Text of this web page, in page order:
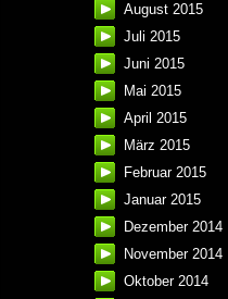
August 2015
Juli 2015
Juni 2015
Mai 2015
April 2015
März 2015
Februar 2015
Januar 2015
Dezember 2014
November 2014
Oktober 2014